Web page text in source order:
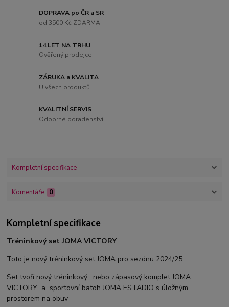
DOPRAVA po ČR a SR
od 3500 Kč ZDARMA
14 LET NA TRHU
Ověřený prodejce
ZÁRUKA a KVALITA
U všech produktů
KVALITNÍ SERVIS
Odborné poradenství
Kompletní specifikace
Komentáře 0
Kompletní specifikace
Tréninkový set JOMA VICTORY
Toto je nový tréninkový set JOMA pro sezónu 2024/25
Set tvoří nový tréninkový , nebo zápasový komplet JOMA
VICTORY a sportovní batoh JOMA ESTADIO s úložným
prostorem na obuv